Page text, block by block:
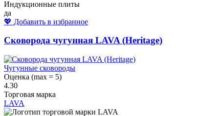
Индукционные плиты
да
💖 Добавить в избранное
Сковорода чугунная LAVA (Heritage)
Чугунные сковороды
Оценка (max = 5)
4.30
Торговая марка
LAVA